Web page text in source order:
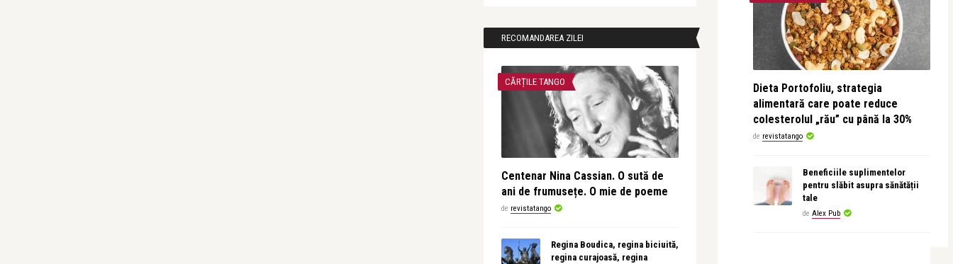
RECOMANDAREA ZILEI
CĂRȚILE TANGO
Centenar Nina Cassian. O sută de
ani de frumusețe. O mie de poeme
de revistatango
Regina Boudica, regina biciuită,
regina curajoasă, regina
Dieta Portofoliu, strategia
alimentară care poate reduce
colesterolul „rău” cu până la 30%
de revistatango
Beneficiile suplimentelor
pentru slăbit asupra sănătății
tale
de Alex Pub